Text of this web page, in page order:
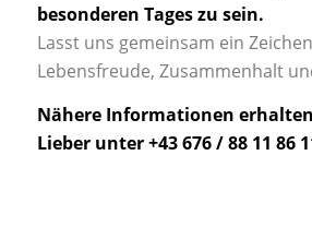
besonderen Tages zu sein.
Lasst uns gemeinsam ein
Lebensfreude, Zusammenhalt
Nähere Informationen
Lieberunter +43 676 / 88 11 86